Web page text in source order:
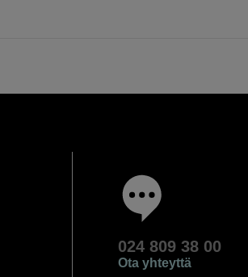
024 809 38 00
Ota yhteyttä